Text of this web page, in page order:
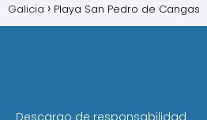
Galicia
Playa San Pedro de Cangas
Descargo de responsabilidad